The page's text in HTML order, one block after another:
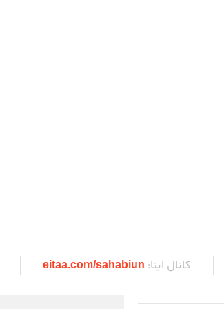
کانال ایتا: eitaa.com/sahabiun